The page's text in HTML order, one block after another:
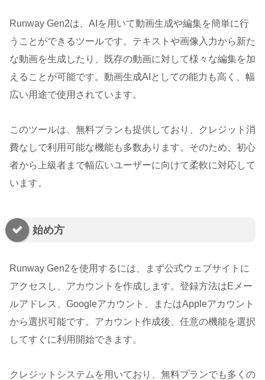
Runway Gen2は、AIを用いて動画生成や編集を簡単に行
うことができるツールです。テキストや画像入力から新た
な動画を生成したり、既存の動画に対して様々な編集を加
えることが可能です。動画生成AIとしての能力も高く、幅
広い用途で使用されています。
このツールは、無料プランも提供しており、クレジット消
費なしで利用可能な機能も多数あります。そのため、初心
者から上級者まで幅広いユーザーに向けて柔軟に対応して
います。
始め方
Runway Gen2を使用するには、まず公式ウェブサイトに
アクセスし、アカウントを作成します。登録方法はEメー
ルアドレス、Googleアカウント、またはAppleアカウント
から選択可能です。アカウント作成後、任意の機能を選択
してすぐに利用開始できます。
クレジットシステムを用いており、無料プランでも多くの